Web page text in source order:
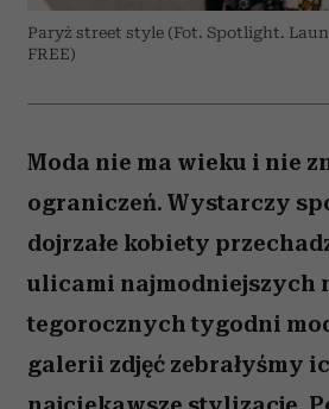
Paryż street style (Fot. Spotlight.
FREE)
Moda nie ma wieku i nie
ograniczeń. Wystarczy
dojrzałe kobiety
ulicami najmodniejszych
tegorocznych tygodni
galerii zdjęć zebrałyśmy